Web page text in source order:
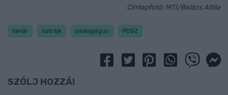
Címlapfotó: MTI/Balázs Attila
tanár sztrájk pedagógus PDSZ
SZÓLJ HOZZÁ!